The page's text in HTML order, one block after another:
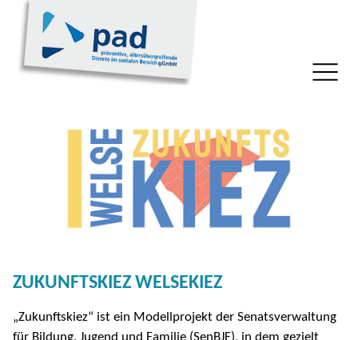
ZUKUNFTSKIEZ WELSEKIEZ
„Zukunftskiez“ ist ein Modellprojekt der Senatsverwaltung